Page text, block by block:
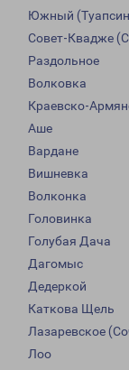
Южный
Совет-Квадже
Раздольное
Волковка
Краевско-
Аше
Вардане
Вишневка
Волконка
Головинка
Голубая Дача
Дагомыс
Дедеркой
Каткова Щель
Лазаревское
Лоо